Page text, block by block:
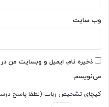
وب‌ سایت
ذخیره نام، ایمیل و وبسایت من در
می‌نویسم.
کپچای تشخیص ربات (لطفا پاسخ